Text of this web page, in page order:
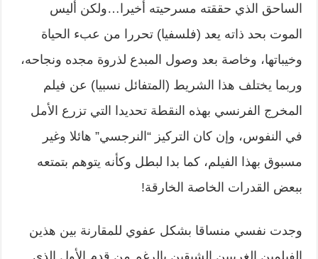
الساحق الذي حققته مسرحيته أخيرا…ولكن أليس
الموت بحد ذاته يعد (فلسفيا) تحررا من عبء الحياة
وخيباتها، وخاصة بعد وصول المبدع لذروة مجده ونجاحه،
وربما يختلف هذا الشريط (المتفائل نسبيا) عن فيلم
المخرج الفرنسي بهذه النقطة تحديدا التي تزرع الأمل
في النفوس، وإن كان التركيز “النرجسي” هائلا وغير
مسبوق بهذا الفيلم، كما بدا لبطل وكأنه يتوهم بتمتعه
ببعض القدرات الخاصة الخارقة!
وجدت نفسي منساقا بشكل عفوي للمقارنة بين هذين
الفيلمين الغريبين الشيقين بالرغم من قدم الأول الذي